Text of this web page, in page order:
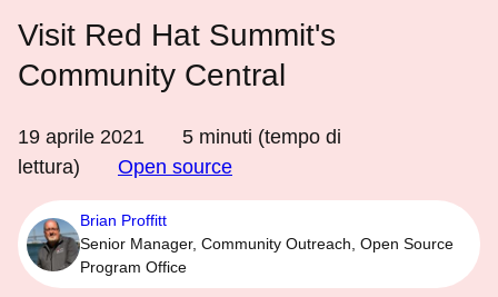
Visit Red Hat Summit's
Community Central
19 aprile 2021 5 minuti (tempo di
lettura)
Open source
Brian Proffitt
Senior Manager, Community Outreach, Open Source
Program Office